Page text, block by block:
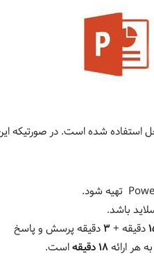
استفاده شده است. در صورتیکه
باشد.
دقیقه + ۳دقیقه پرسش و پاسخ
هر ارائه۱۸ دقیقه
است.